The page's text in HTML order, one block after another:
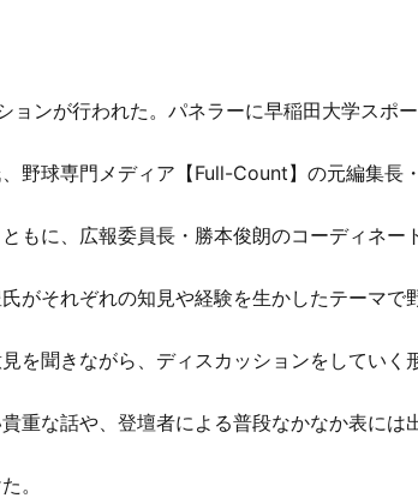
ンが行われた。パネラーに早稲田大学スポ
野球専門メディア【Full-Count】の元編集長
もに、広報委員長・勝本俊朗のコーディネー
がそれぞれの知見や経験を生かしたテーマで
を聞きながら、ディスカッションをしていく
重な話や、登壇者による普段なかなか表には
。